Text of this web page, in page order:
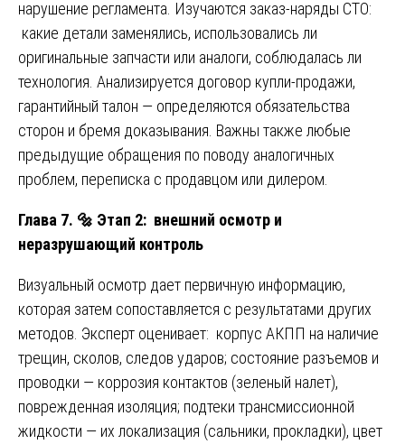
нарушение регламента. Изучаются заказ-наряды СТО:
какие детали заменялись, использовались ли
оригинальные запчасти или аналоги, соблюдалась ли
технология. Анализируется договор купли-продажи,
гарантийный талон — определяются обязательства
сторон и бремя доказывания. Важны также любые
предыдущие обращения по поводу аналогичных
проблем, переписка с продавцом или дилером.
Глава 7. 🔩 Этап 2: внешний осмотр и
неразрушающий контроль
Визуальный осмотр дает первичную информацию,
которая затем сопоставляется с результатами других
методов. Эксперт оценивает: корпус АКПП на наличие
трещин, сколов, следов ударов; состояние разъемов и
проводки — коррозия контактов (зеленый налет),
поврежденная изоляция; подтеки трансмиссионной
жидкости — их локализация (сальники, прокладки), цвет